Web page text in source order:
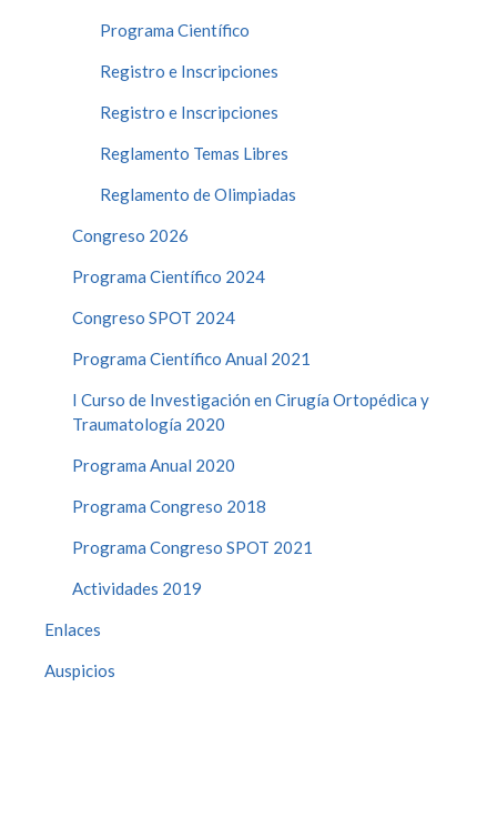
Programa Científico
Registro e Inscripciones
Registro e Inscripciones
Reglamento Temas Libres
Reglamento de Olimpiadas
Congreso 2026
Programa Científico 2024
Congreso SPOT 2024
Programa Científico Anual 2021
I Curso de Investigación en Cirugía Ortopédica y
Traumatología 2020
Programa Anual 2020
Programa Congreso 2018
Programa Congreso SPOT 2021
Actividades 2019
Enlaces
Auspicios